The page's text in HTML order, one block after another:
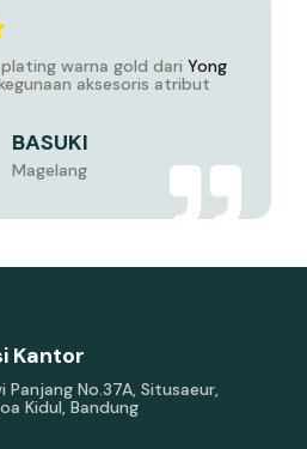
warna gold dari Yong
aksesoris atribut
BASUKI
Magelang
Kantor
Panjang No.37A, Situsaeur,
Kidul, Bandung